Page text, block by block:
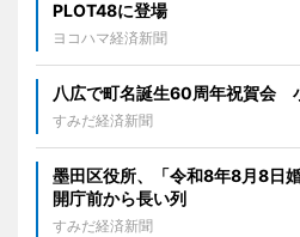
PLOT48に登場
ヨコハマ経済新聞
八広で町名誕生60周年祝賀会
すみだ経済新聞
墨田区役所、「令和8年8月8日
開庁前から長い列
すみだ経済新聞